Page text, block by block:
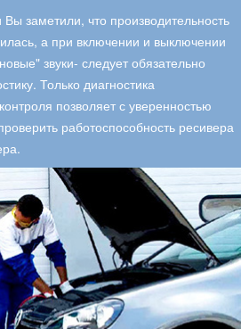
заметили, что производительность
а при включении и выключении
звуки- следует обязательно
Только диагностика
позволяет с уверенностью
работоспособность ресивера